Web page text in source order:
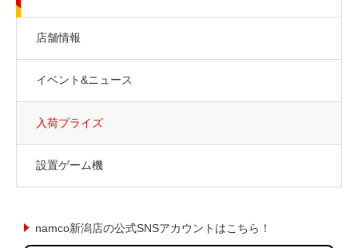
店舗情報
イベント&ニュース
入荷プライズ
設置ゲーム機
namco新潟店の公式SNSアカウントはこちら！